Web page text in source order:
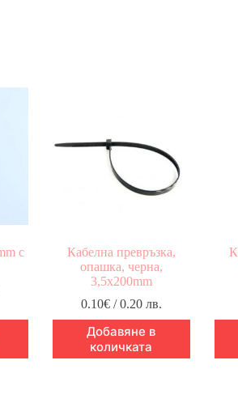
с
Кабелна превръзка,
опашка, черна,
3,5x200mm
0.10€/ 0.20 лв.
Добавяне в
количката